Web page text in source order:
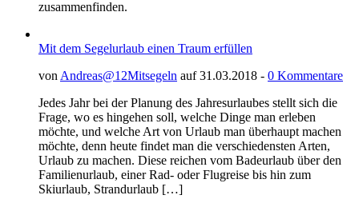
zusammenfinden.
Mit dem Segelurlaub einen Traum erfüllen
von Andreas@12Mitsegeln auf 31.03.2018 - 0 Kommentare
Jedes Jahr bei der Planung des Jahresurlaubes stellt sich die
Frage, wo es hingehen soll, welche Dinge man erleben
möchte, und welche Art von Urlaub man überhaupt machen
möchte, denn heute findet man die verschiedensten Arten,
Urlaub zu machen. Diese reichen vom Badeurlaub über den
Familienurlaub, einer Rad- oder Flugreise bis hin zum
Skiurlaub, Strandurlaub […]